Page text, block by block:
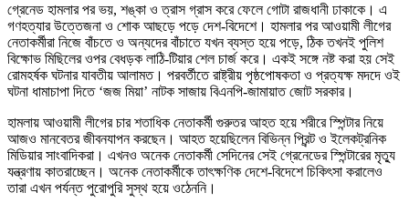
গ্রেনেড হামলার পর ভয়, শঙ্কা ও ত্রাস গ্রাস করে ফেলে গোটা রাজধানী ঢাকাকে। এ
গণহত্যার উত্তেজনা ও শোক আছড়ে পড়ে দেশ-বিদেশে। হামলার পর আওয়ামী লীগের
নেতাকর্মীরা নিজে বাঁচতে ও অন্যদের বাঁচাতে যখন ব্যস্ত হয়ে পড়ে, ঠিক তখনই পুলিশ
বিক্ষোভ মিছিলের ওপর বেধড়ক লাঠি-টিয়ার শেল চার্জ করে। একই সঙ্গে নষ্ট করা হয় সেই
রোমহর্ষক ঘটনার যাবতীয় আলামত। পরবর্তীতে রাষ্ট্রীয় পৃষ্ঠপোষকতা ও প্রত্যক্ষ মদদে ওই
ঘটনা ধামাচাপা দিতে ‘জজ মিয়া’ নাটক সাজায় বিএনপি-জামায়াত জোট সরকার।
হামলায় আওয়ামী লীগের চার শতাধিক নেতাকর্মী গুরুতর আহত হয়ে শরীরে স্পিন্টার নিয়ে
আজও মানবেতর জীবনযাপন করছেন। আহত হয়েছিলেন বিভিন্ন প্রিন্ট ও ইলেকট্রনিক
মিডিয়ার সাংবাদিকরা। এখনও অনেক নেতাকর্মী সেদিনের সেই গ্রেনেডের স্পিন্টারের মৃত্যু
যন্ত্রণায় কাতরাচ্ছেন। অনেক নেতাকর্মীকে তাৎক্ষণিক দেশে-বিদেশে চিকিৎসা করালেও
তারা এখন পর্যন্ত পুরোপুরি সুস্থ হয়ে ওঠেননি।